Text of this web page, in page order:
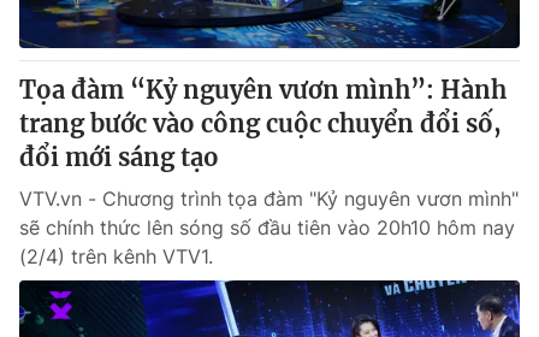
Tọa đàm “Kỷ nguyên vươn mình”: Hành
trang bước vào công cuộc chuyển đổi số,
đổi mới sáng tạo
VTV.vn - Chương trình tọa đàm "Kỷ nguyên vươn mình"
sẽ chính thức lên sóng số đầu tiên vào 20h10 hôm nay
(2/4) trên kênh VTV1.